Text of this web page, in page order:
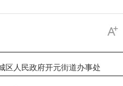
人民政府开元街道办事处